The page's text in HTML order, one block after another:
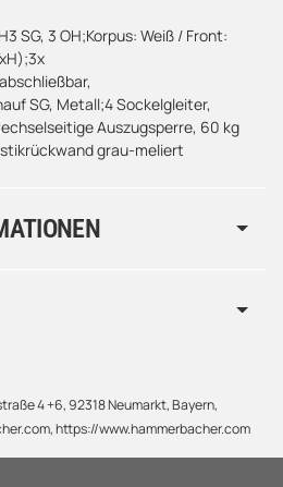
SG, 3 OH;Korpus: Weiß / Front:
SG, Metall;4 Sockelgleiter,
Auszugsperre, 60 kg
grau-meliert
4 +6, 92318 Neumarkt, Bayern,
https://www.hammerbacher.com